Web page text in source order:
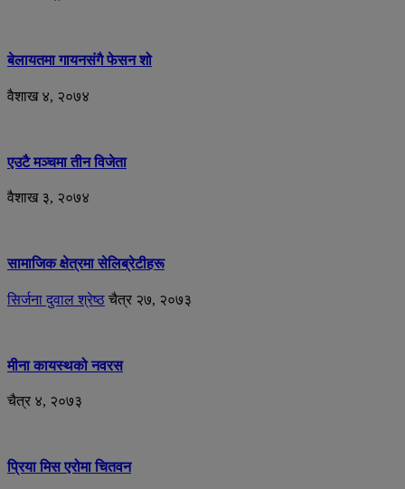
बेलायतमा गायनसंगै फेसन शो
वैशाख ४, २०७४
एउटै मञ्चमा तीन विजेता
वैशाख ३, २०७४
सामाजिक क्षेत्रमा सेलिब्रेटीहरू
सिर्जना दुवाल श्रेष्ठ चैत्र २७, २०७३
मीना कायस्थको नवरस
चैत्र ४, २०७३
प्रिया मिस एरोमा चितवन